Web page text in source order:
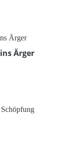
Ärger
€11,95 bis €14,95
€11,95 bis €14,95